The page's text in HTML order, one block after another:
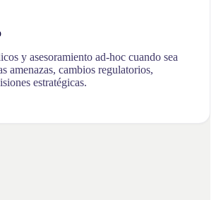
y asesoramiento ad-hoc cuando sea
amenazas, cambios regulatorios,
estratégicas.